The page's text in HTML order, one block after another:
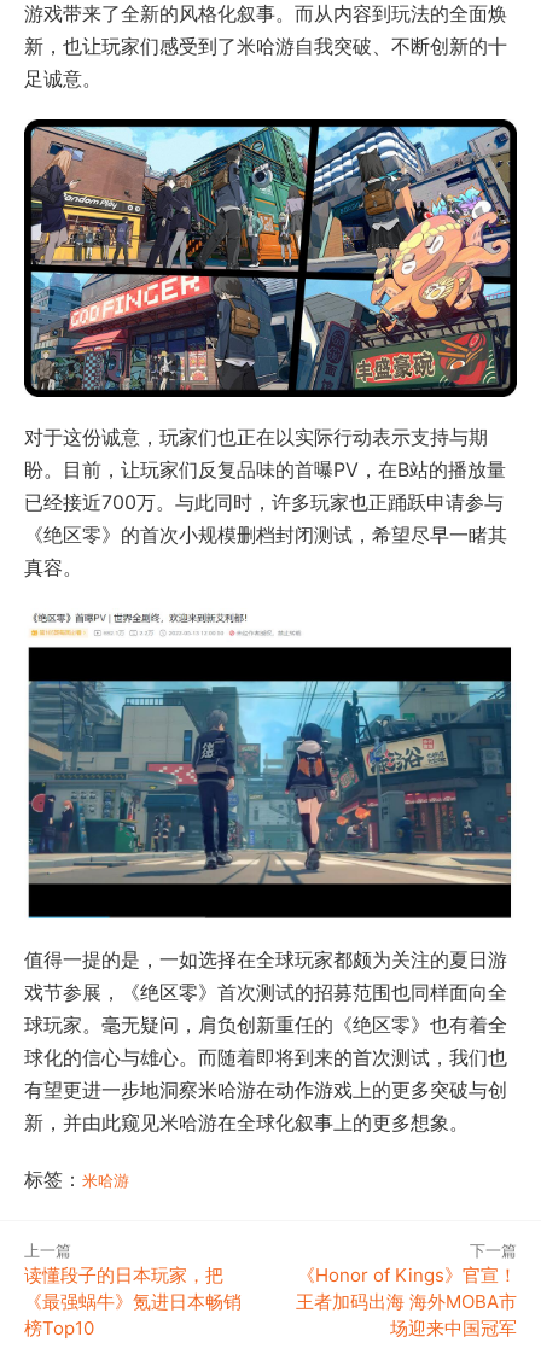
游戏带来了全新的风格化叙事。而从内容到玩法的全面焕
新，也让玩家们感受到了米哈游自我突破、不断创新的十
足诚意。
对于这份诚意，玩家们也正在以实际行动表示支持与期
盼。目前，让玩家们反复品味的首曝PV，在B站的播放量
已经接近700万。与此同时，许多玩家也正踊跃申请参与
《绝区零》的首次小规模删档封闭测试，希望尽早一睹其
真容。
值得一提的是，一如选择在全球玩家都颇为关注的夏日游
戏节参展，《绝区零》首次测试的招募范围也同样面向全
球玩家。毫无疑问，肩负创新重任的《绝区零》也有着全
球化的信心与雄心。而随着即将到来的首次测试，我们也
有望更进一步地洞察米哈游在动作游戏上的更多突破与创
新，并由此窥见米哈游在全球化叙事上的更多想象。
标签： 米哈游
上一篇
读懂段子的日本玩家，把
《最强蜗牛》氪进日本畅销
榜Top10
下一篇
《Honor of Kings》官宣！
王者加码出海 海外MOBA市
场迎来中国冠军